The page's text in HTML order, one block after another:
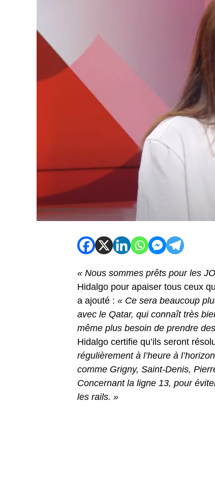
« Nous sommes prêts pour les
Hidalgo pour apaiser tous ceux
a ajouté : « Ce sera beaucoup
avec le Qatar, qui connaît très
même plus besoin de prendre
Hidalgo certifie qu’ils seront
régulièrement à l’heure à
comme Grigny, Saint-Denis,
Concernant la ligne 13, pour
les rails. »